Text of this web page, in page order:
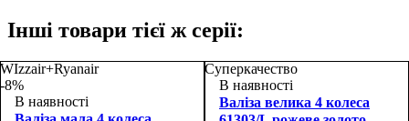
Інші товари тієї ж серії:
WIzzair+Ryanair
-8%
В наявності
Суперкачество
В наявності
Валіза велика 4 колеса